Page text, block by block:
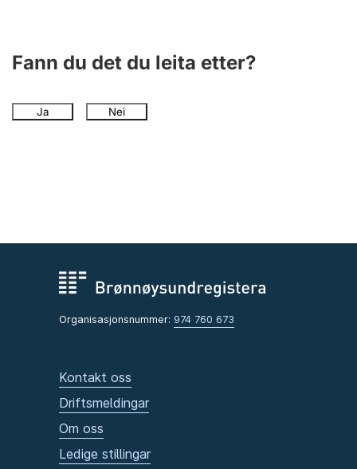
Fann du det du leita etter?
Ja Nei
Organisasjonsnummer: 974 760 673
Kontakt oss
Driftsmeldingar
Om oss
Ledige stillingar